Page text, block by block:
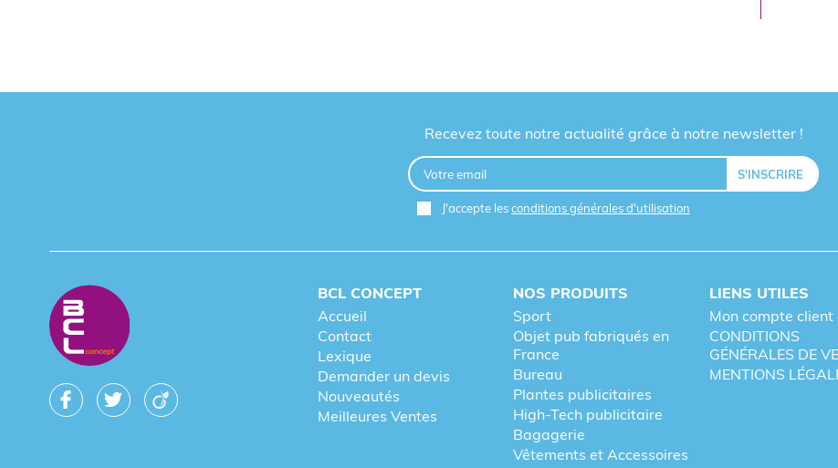
Recevez toute notre actualité grâce à notre newsletter !
J'accepte lesconditions générales d'utilisation
BCL CONCEPT
Accueil
Contact
Lexique
Demander un devis
Nouveautés
Meilleures Ventes
NOS PRODUITS
Sport
Objet pub fabriqués en
France
Bureau
Plantes publicitaires
High-Tech publicitaire
Bagagerie
Vêtements et Accessoires
LIENS UTILES
Mon compte client
CONDITIONS
GÉNÉRALES DE
MENTIONS